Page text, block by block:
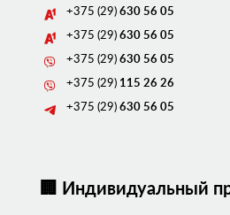
+375 (29) 630 56 05
+375 (29) 630 56 05
+375 (29) 630 56 05
+375 (29) 115 26 26
+375 (29) 630 56 05
🏢 Индивидуальный